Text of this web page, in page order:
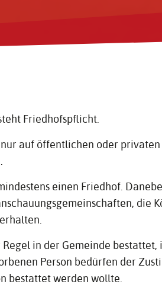
Friedhofspflicht.
auf öffentlichen oder
einen Friedhof.
die
in der Gemeinde
Person bedürfen der
bestattet werden wollte.